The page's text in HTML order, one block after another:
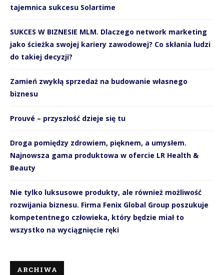
tajemnica sukcesu Solartime
SUKCES W BIZNESIE MLM. Dlaczego network marketing
jako ścieżka swojej kariery zawodowej? Co skłania ludzi
do takiej decyzji?
Zamień zwykłą sprzedaż na budowanie własnego
biznesu
Prouvé – przyszłość dzieje się tu
Droga pomiędzy zdrowiem, pięknem, a umysłem.
Najnowsza gama produktowa w ofercie LR Health &
Beauty
Nie tylko luksusowe produkty, ale również możliwość
rozwijania biznesu. Firma Fenix Global Group poszukuje
kompetentnego człowieka, który będzie miał to
wszystko na wyciągnięcie ręki
ARCHIWA